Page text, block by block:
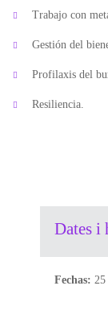
Trabajo con
Gestión del
Profilaxis del
Resiliencia.
Dates i
Fechas: